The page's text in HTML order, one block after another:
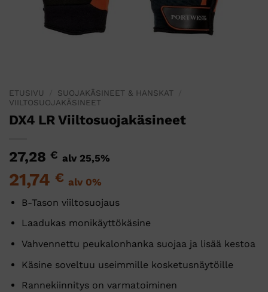
ETUSIVU SUOJAKÄSINEET & HANSKAT
VIILTOSUOJAKÄSINEET
DX4 LR Viiltosuojakäsineet
27,28 € alv 25,5%
21,74 € alv 0%
B-Tason viiltosuojaus
Laadukas monikäyttökäsine
Vahvennettu peukalonhanka suojaa ja lisää kestoa
Käsine soveltuu useimmille kosketusnäytöille
Rannekiinnitys on varmatoiminen